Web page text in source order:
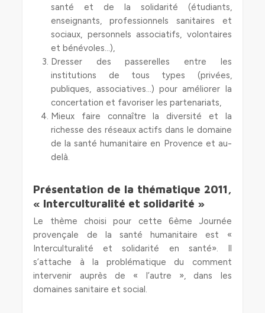
santé et de la solidarité (étudiants,
enseignants, professionnels sanitaires et
sociaux, personnels associatifs, volontaires
et bénévoles…),
Dresser des passerelles entre les
institutions de tous types (privées,
publiques, associatives…) pour améliorer la
concertation et favoriser les partenariats,
Mieux faire connaître la diversité et la
richesse des réseaux actifs dans le domaine
de la santé humanitaire en Provence et au-
delà.
Présentation de la thématique 2011,
« Interculturalité et solidarité »
Le thème choisi pour cette 6ème Journée
provençale de la santé humanitaire est «
Interculturalité et solidarité en santé». Il
s’attache à la problématique du comment
intervenir auprès de « l’autre », dans les
domaines sanitaire et social.